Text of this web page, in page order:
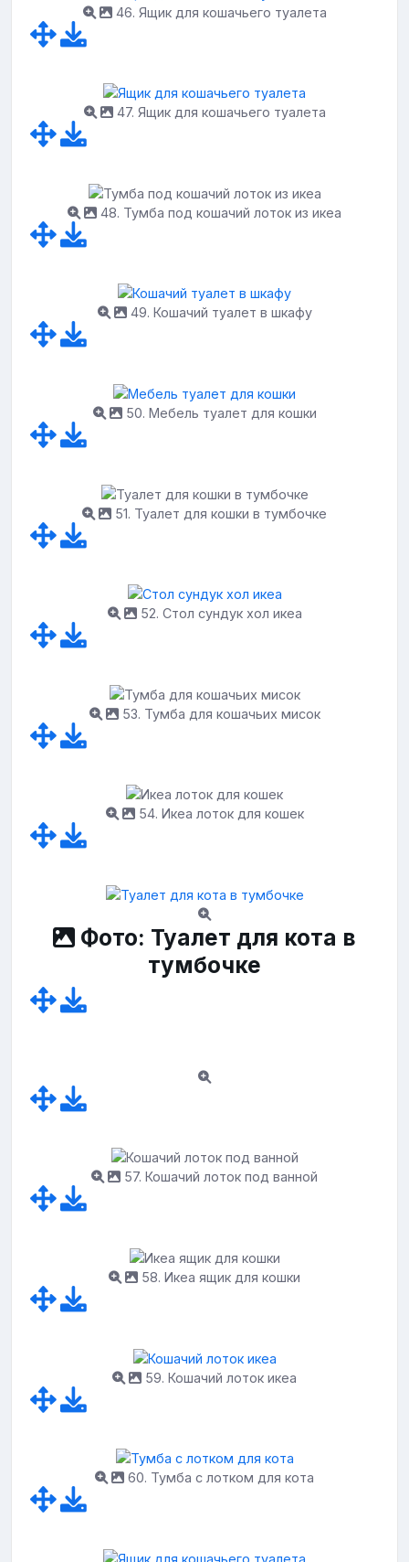
46. Ящик для кошачьего туалета
47. Ящик для кошачьего туалета
48. Тумба под кошачий лоток из икеа
49. Кошачий туалет в шкафу
50. Мебель туалет для кошки
51. Туалет для кошки в тумбочке
52. Стол сундук хол икеа
53. Тумба для кошачьих мисок
54. Икеа лоток для кошек
Фото: Туалет для кота в
тумбочке
57. Кошачий лоток под ванной
58. Икеа ящик для кошки
59. Кошачий лоток икеа
60. Тумба с лотком для кота